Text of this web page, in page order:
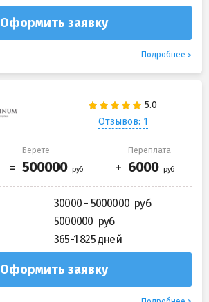
Оформить заявку
Подробнее
Отзывов: 1
Берете Переплата
30000 - 5000000
5000000
365-1 825 дней
Оформить заявку